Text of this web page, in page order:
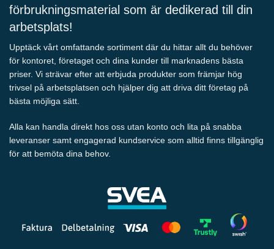
förbrukningsmaterial som är dedikerad till din
arbetsplats!
Upptäck vårt omfattande sortiment där du hittar allt du behöver
för kontoret, företaget och dina kunder till marknadens bästa
priser. Vi strävar efter att erbjuda produkter som främjar hög
trivsel på arbetsplatsen och hjälper dig att driva ditt företag på
bästa möjliga sätt.
Alla kan handla direkt hos oss utan konto och lita på snabba
leveranser samt engagerad kundservice som alltid finns tillgänglig
för att bemöta dina behov.